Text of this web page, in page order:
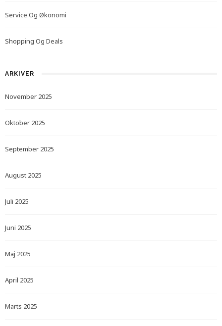
Service Og Økonomi
Shopping Og Deals
ARKIVER
November 2025
Oktober 2025
September 2025
August 2025
Juli 2025
Juni 2025
Maj 2025
April 2025
Marts 2025